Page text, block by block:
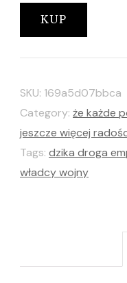
KUP
SKU: 169a5d07bbca
Category: że każde
jeszcze więcej
Tags: dzika droga
władcy wojny